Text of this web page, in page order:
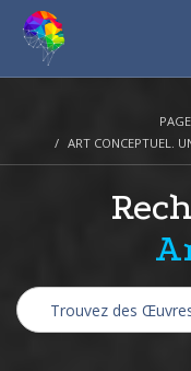
ART CONCEPTUEL.